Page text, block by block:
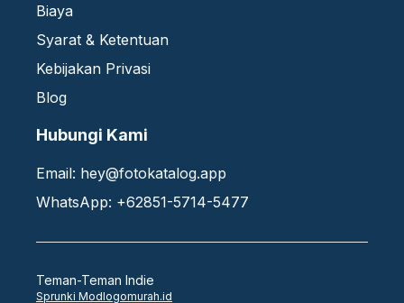
Biaya
Syarat & Ketentuan
Kebijakan Privasi
Blog
Hubungi Kami
Email: hey@fotokatalog.app
WhatsApp: +62851-5714-5477
Teman-Teman Indie
Sprunki Modlogomurah.id